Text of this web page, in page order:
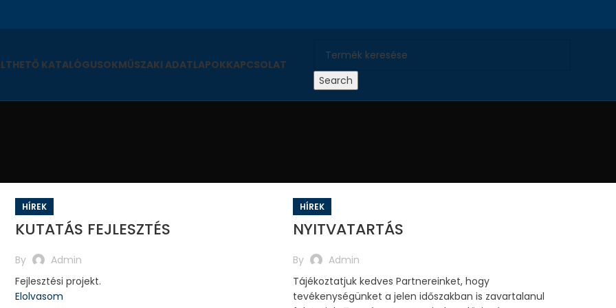
KATALÓGUSOKMŰSZAKI ADATLAPOKKAPCSOLAT
Search
HÍREK
KUTATÁS FEJLESZTÉS
By
Admin
Fejlesztési projekt.
Elolvasom
HÍREK
NYITVATARTÁS
By
Admin
Tájékoztatjuk kedves Partnereinket, hogy
tevékenységünket a jelen időszakban is zavartalanul